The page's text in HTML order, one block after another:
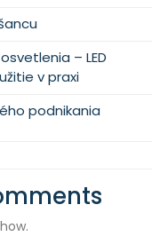
– LED
v praxi
podnikania